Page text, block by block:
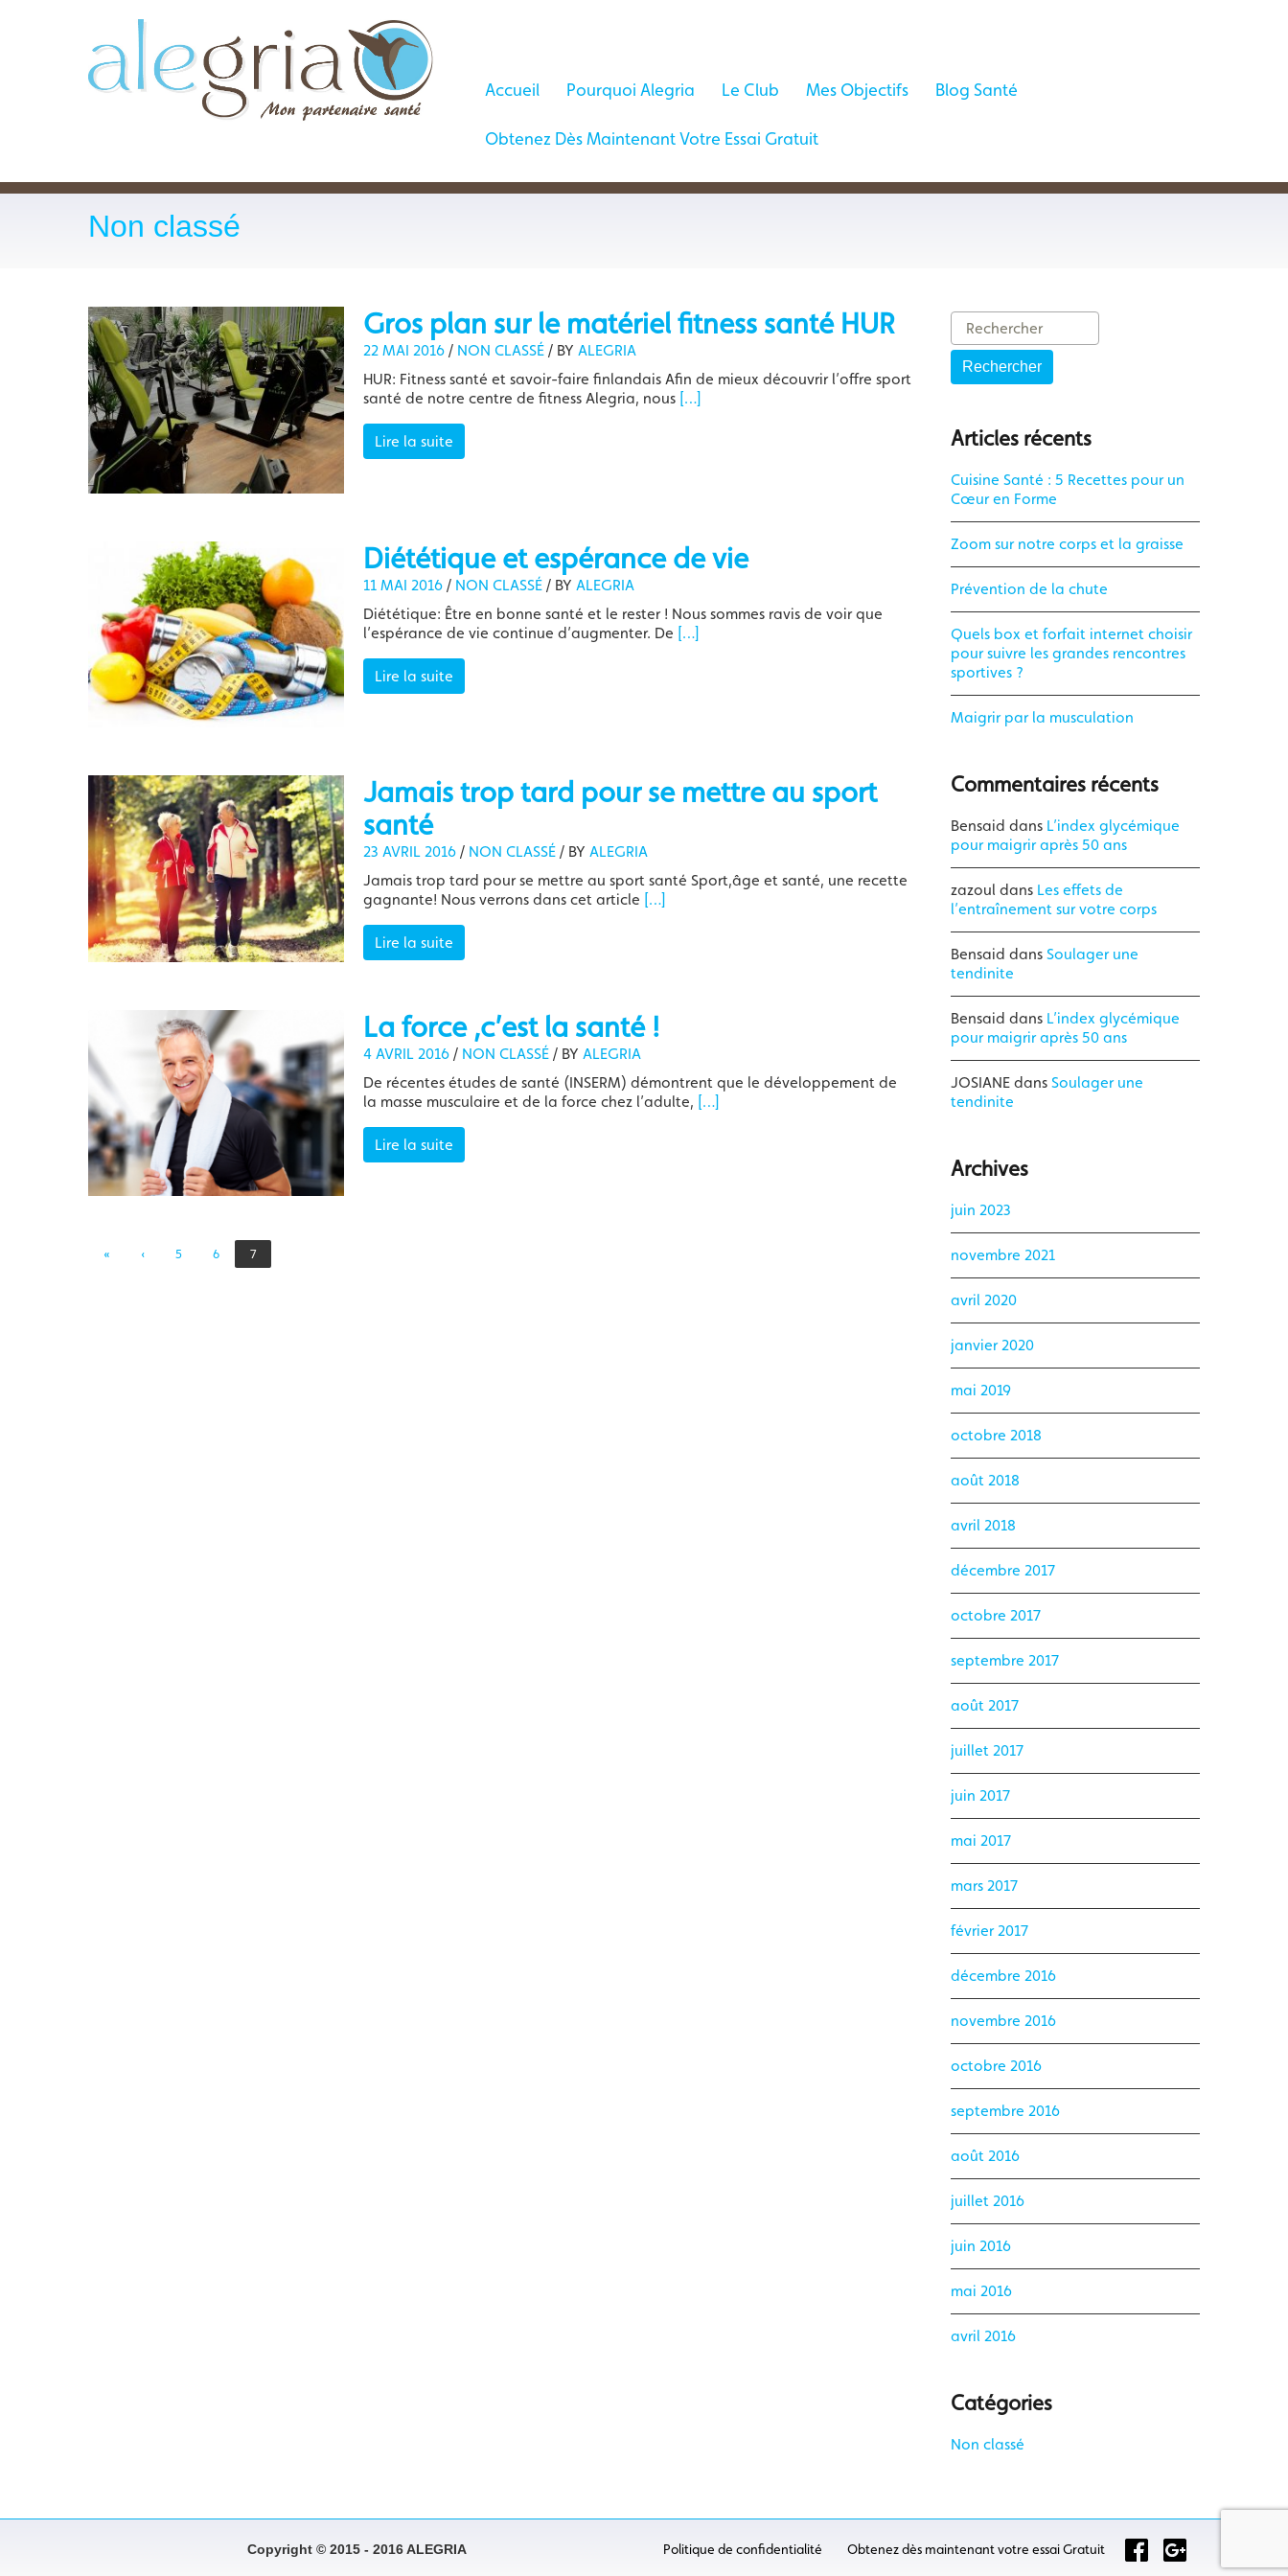
Accueil Pourquoi Alegria Le Club Mes Objectifs Blog Santé
Obtenez Dès Maintenant Votre Essai Gratuit
Non classé
Gros plan sur le matériel fitness santé HUR
22 MAI 2016 / NON CLASSÉ / BY ALEGRIA
HUR: Fitness santé et savoir-faire finlandais Afin de mieux découvrir l’offre sport
santé de notre centre de fitness Alegria, nous […]
Lire la suite
Diététique et espérance de vie
11 MAI 2016 / NON CLASSÉ / BY ALEGRIA
Diététique: Être en bonne santé et le rester ! Nous sommes ravis de voir que
l’espérance de vie continue d’augmenter. De […]
Lire la suite
Jamais trop tard pour se mettre au sport
santé
23 AVRIL 2016 / NON CLASSÉ / BY ALEGRIA
Jamais trop tard pour se mettre au sport santé Sport,âge et santé, une recette
gagnante! Nous verrons dans cet article […]
Lire la suite
La force ,c’est la santé !
4 AVRIL 2016 / NON CLASSÉ / BY ALEGRIA
De récentes études de santé (INSERM) démontrent que le développement de
la masse musculaire et de la force chez l’adulte, […]
Lire la suite
« ‹ 5 6 7
Rechercher
Articles récents
Cuisine Santé : 5 Recettes pour un
Cœur en Forme
Zoom sur notre corps et la graisse
Prévention de la chute
Quels box et forfait internet choisir
pour suivre les grandes rencontres
sportives ?
Maigrir par la musculation
Commentaires récents
Bensaid dans L’index glycémique
pour maigrir après 50 ans
zazoul dans Les effets de
l’entraînement sur votre corps
Bensaid dans Soulager une
tendinite
Bensaid dans L’index glycémique
pour maigrir après 50 ans
JOSIANE dans Soulager une
tendinite
Archives
juin 2023
novembre 2021
avril 2020
janvier 2020
mai 2019
octobre 2018
août 2018
avril 2018
décembre 2017
octobre 2017
septembre 2017
août 2017
juillet 2017
juin 2017
mai 2017
mars 2017
février 2017
décembre 2016
novembre 2016
octobre 2016
septembre 2016
août 2016
juillet 2016
juin 2016
mai 2016
avril 2016
Catégories
Non classé
Copyright © 2015 - 2016 ALEGRIA Politique de confidentialité Obtenez dès maintenant votre essai Gratuit